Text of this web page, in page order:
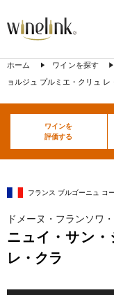
ホーム ワインを探す
ョルジュ プルミエ・クリュ レ
ワインを
評価する
フランス ブルゴーニュ コ
ドメーヌ・フランソワ
ニュイ・サン
レ・クラ